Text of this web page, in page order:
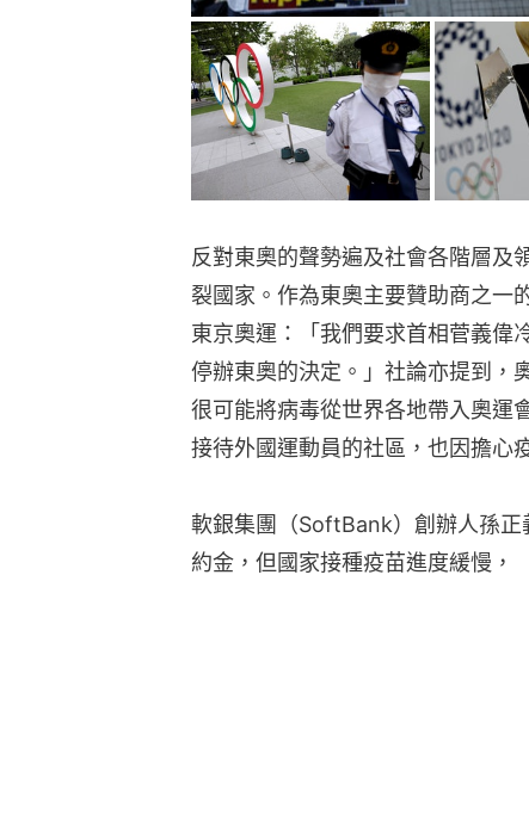
反對東奧的聲勢遍及社會各階層及
裂國家。作為東奧主要贊助商之一
東京奧運：「我們要求首相菅義偉
停辦東奧的決定。」社論亦提到，
很可能將病毒從世界各地帶入奧運
接待外國運動員的社區，也因擔心
軟銀集團（SoftBank）創辦人孫
約金，但國家接種疫苗進度緩慢，